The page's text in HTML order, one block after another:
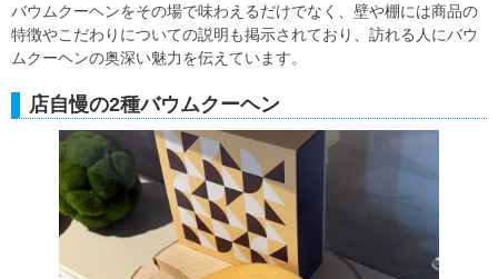
バウムクーヘンをその場で味わえるだけでなく、壁や棚には商品の
特徴やこだわりについての説明も掲示されており、訪れる人にバウ
ムクーヘンの奥深い魅力を伝えています。
店自慢の2種バウムクーヘン